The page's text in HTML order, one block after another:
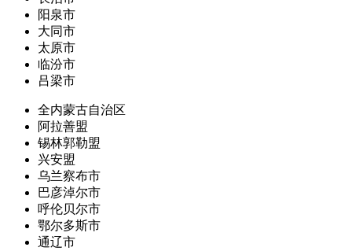
阳泉市
大同市
太原市
临汾市
吕梁市
全内蒙古自治区
阿拉善盟
锡林郭勒盟
兴安盟
乌兰察布市
巴彦淖尔市
呼伦贝尔市
鄂尔多斯市
通辽市